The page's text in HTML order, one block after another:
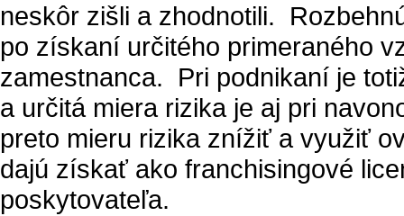
neskôr zišli a zhodnotili.
po získaní určitého primeraného
zamestnanca. Pri podnikaní je
a určitá miera rizika je aj pri
preto mieru rizika znížiť a využiť
dajú získať ako franchisingové
poskytovateľa.